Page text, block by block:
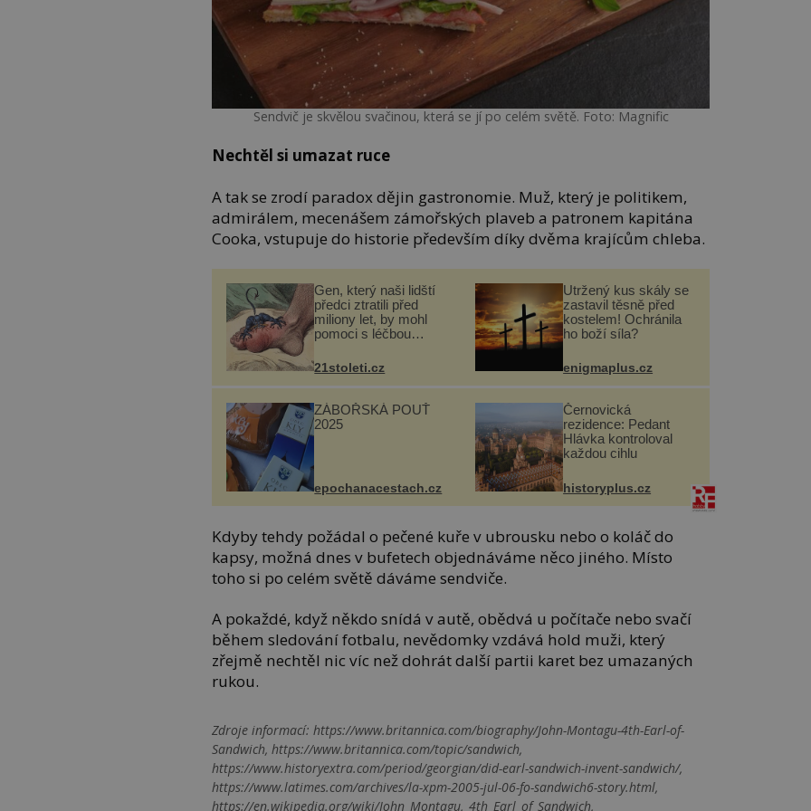
Sendvič je skvělou svačinou, která se jí po celém světě. Foto: Magnific
Nechtěl si umazat ruce
A tak se zrodí paradox dějin gastronomie. Muž, který je politikem,
admirálem, mecenášem zámořských plaveb a patronem kapitána
Cooka, vstupuje do historie především díky dvěma krajícům chleba.
Gen, který naši lidští
předci ztratili před
miliony let, by mohl
pomoci s léčbou
21stoleti.cz
Utržený kus skály se
zastavil těsně před
kostelem! Ochránila
ho boží síla?
enigmaplus.cz
ZÁBOŘSKÁ POUŤ
2025
epochanacestach.cz
Černovická
rezidence: Pedant
Hlávka kontroloval
každou cihlu
historyplus.cz
Kdyby tehdy požádal o pečené kuře v ubrousku nebo o koláč do
kapsy, možná dnes v bufetech objednáváme něco jiného. Místo
toho si po celém světě dáváme sendviče.
A pokaždé, když někdo snídá v autě, obědvá u počítače nebo svačí
během sledování fotbalu, nevědomky vzdává hold muži, který
zřejmě nechtěl nic víc než dohrát další partii karet bez umazaných
rukou.
Zdroje informací: https://www.britannica.com/biography/John-Montagu-4th-Earl-of-
Sandwich, https://www.britannica.com/topic/sandwich,
https://www.historyextra.com/period/georgian/did-earl-sandwich-invent-sandwich/,
https://www.latimes.com/archives/la-xpm-2005-jul-06-fo-sandwich6-story.html,
https://en.wikipedia.org/wiki/John_Montagu,_4th_Earl_of_Sandwich,